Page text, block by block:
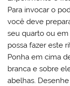
Para invocar o
você deve
seu quarto ou
possa fazer este
Ponha em cima
branca e sobre
abelhas.